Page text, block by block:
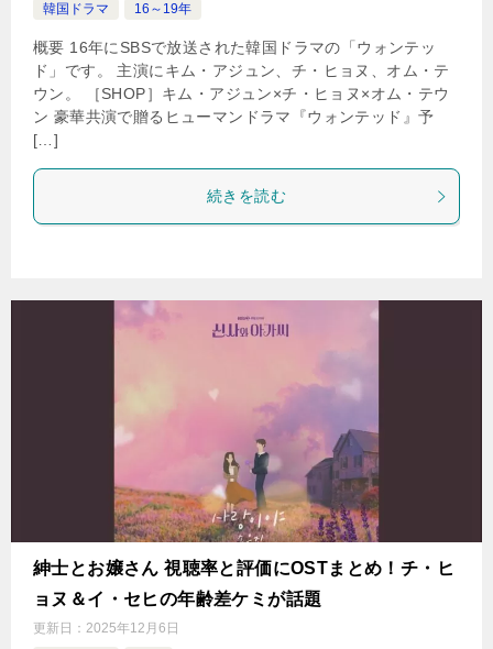
韓国ドラマ
16～19年
概要 16年にSBSで放送された韓国ドラマの「ウォンテッ
ド」です。 主演にキム・アジュン、チ・ヒョヌ、オム・テ
ウン。 ［SHOP］キム・アジュン×チ・ヒョヌ×オム・テウ
ン 豪華共演で贈るヒューマンドラマ『ウォンテッド』予
[…]
続きを読む
紳士とお嬢さん 視聴率と評価にOSTまとめ！チ・ヒ
ョヌ＆イ・セヒの年齢差ケミが話題
更新日： 2025年12月6日